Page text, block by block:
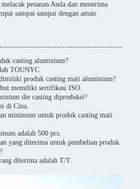
pesanan Anda dan menerima
sampai sampai dengan aman.
casting aluminium?
TOUNYC.
produk casting mati aluminium?
memiliki sertifikasi ISO.
die casting diproduksi?
di Cina.
minimum untuk produk casting mati
adalah 500 pcs.
yang diterima untuk pembelian produk
diterima adalah T/T.